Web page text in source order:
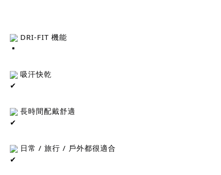
DRI-FIT 機能
吸汗快乾
長時間配戴舒適
日常 / 旅行 / 戶外都很適合